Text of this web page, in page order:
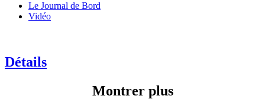
Le Journal de Bord
Vidéo
Détails
Montrer plus